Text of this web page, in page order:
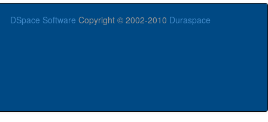
DSpace Software Copyright © 2002-2010 Duraspace